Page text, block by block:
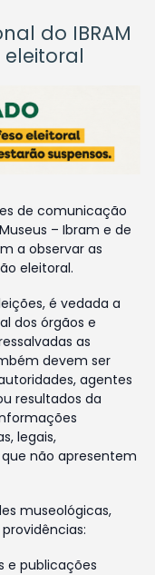
do IBRAM
de comunicação
– Ibram e de
a observar as
eleitoral.
é vedada a
dos órgãos e
as
devem ser
agentes
resultados da
legais,
não apresentem
museológicas,
e publicações